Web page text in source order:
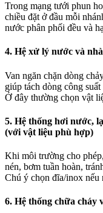
Trong mạng tưới phun
chiều đặt ở đầu mỗi
nước phân phối đều và
4. Hệ xử lý nước và
Van ngăn chặn dòng
giúp tách dòng công
Ở đây thường chọn vật
5. Hệ thống hơi nước,
(với vật liệu phù hợp)
Khi môi trường cho
nén, bơm tuần hoàn,
Chú ý chọn đĩa/inox nếu
6. Hệ thống chữa cháy